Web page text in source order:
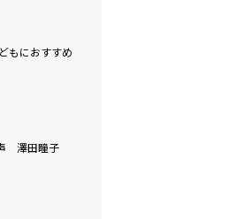
もにおすすめ
澤田瞳子